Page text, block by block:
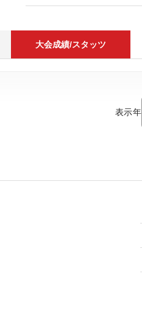
大会成績/スタッツ
表示年